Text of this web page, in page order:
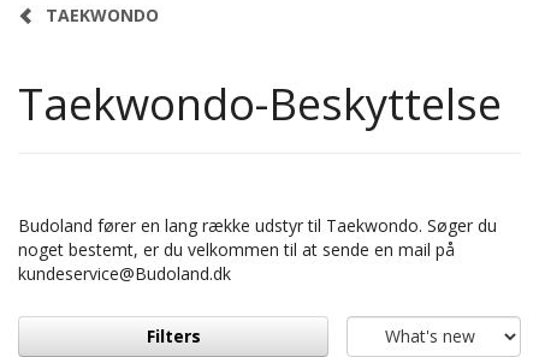
TAEKWONDO
Taekwondo-Beskyttelse
Budoland fører en lang række udstyr til Taekwondo. Søger du
noget bestemt, er du velkommen til at sende en mail på
kundeservice@Budoland.dk
Filters